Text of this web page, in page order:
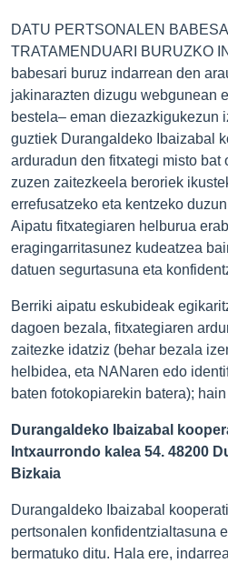
DATU PERTSONALEN
TRATAMENDUARI BURUZKO
babesari buruz indarrean den
jakinarazten dizugu webgunean
bestela– eman diezazkigukezun
guztiek Durangaldeko Ibaizabal
arduradun den fitxategi misto bat
zuzen zaitezkeela beroriek
errefusatzeko eta kentzeko
Aipatu fitxategiaren helburua
eragingarritasunez kudeatzea
datuen segurtasuna eta
Berriki aipatu eskubideak
dagoen bezala, fitxategiaren
zaitezke idatziz (behar bezala
helbidea, eta NANaren edo
baten fotokopiarekin batera);
Durangaldeko Ibaizabal
Intxaurrondo kalea 54. 48200
Bizkaia
Durangaldeko Ibaizabal
pertsonalen konfidentzialtasuna
bermatuko ditu. Hala ere,